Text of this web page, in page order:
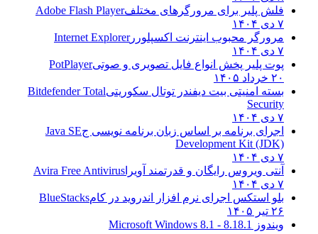
فلش پلیر برای مرورگرهای مختلفAdobe Flash Player
مرورگر محبوب اینترنت اکسپلوررInternet Explorer
پوت پلیر پخش انواع فایل تصویری و صوتیPotPlayer
بسته امنیتی بیت دیفندر توتال سکوریتیBitdefender Total
Security
اجرای برنامه بر اساس زبان برنامه نویسی جJava SE
Development Kit (JDK)
آنتی ویروس رایگان و قدرتمند آویرا Avira Free Antivirus
بلو استکس اجرای نرم افزار اندروید در کامBlueStacks
ویندوز 8.18.1 - Microsoft Windows 8.1